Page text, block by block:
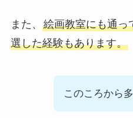
また、 絵画教室にも通っ
選した経験もあります。
このころから